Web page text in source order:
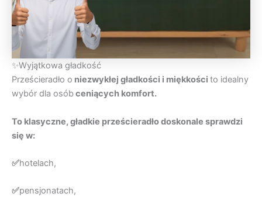
✨Wyjątkowa gładkość
Prześcieradło o niezwykłej gładkości i miękkości to idealny
wybór dla osóbceniących komfort.
To klasyczne, gładkie prześcieradło doskonale sprawdzi
się w:
✅hotelach,
✅pensjonatach,